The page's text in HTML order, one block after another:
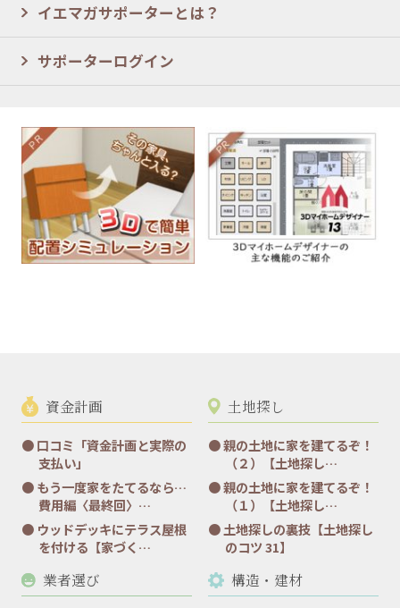
イエマガサポーターとは？
サポーターログイン
資金計画
口コミ「資金計画と実際の
支払い」
もう一度家をたてるなら…
費用編〈最終回〉…
ウッドデッキにテラス屋根
を付ける【家づく…
土地探し
親の土地に家を建てるぞ！
（２）【土地探し…
親の土地に家を建てるぞ！
（１）【土地探し…
土地探しの裏技【土地探し
のコツ 31】
業者選び 構造・建材